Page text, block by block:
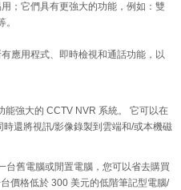
；它們具有更強大的功能，例如：雙
應用程式、即時檢視和通話功能，以
能強大的 CCTV NVR 系統。 它可以在
還將視訊/影像錄製到雲端和/或本機磁
台舊電腦或閒置電腦，您可以省去購買
價格低於 300 美元的低階筆記型電腦/